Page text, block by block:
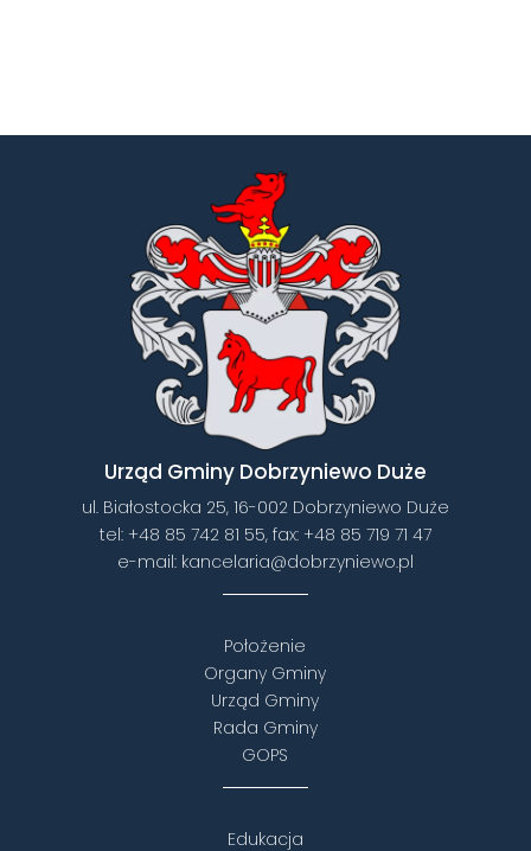
Urząd Gminy Dobrzyniewo Duże
ul. Białostocka 25, 16-002 Dobrzyniewo Duże
tel: +48 85 742 81 55, fax: +48 85 719 71 47
e-mail: kancelaria@dobrzyniewo.pl
Położenie
Organy Gminy
Urząd Gminy
Rada Gminy
GOPS
Edukacja